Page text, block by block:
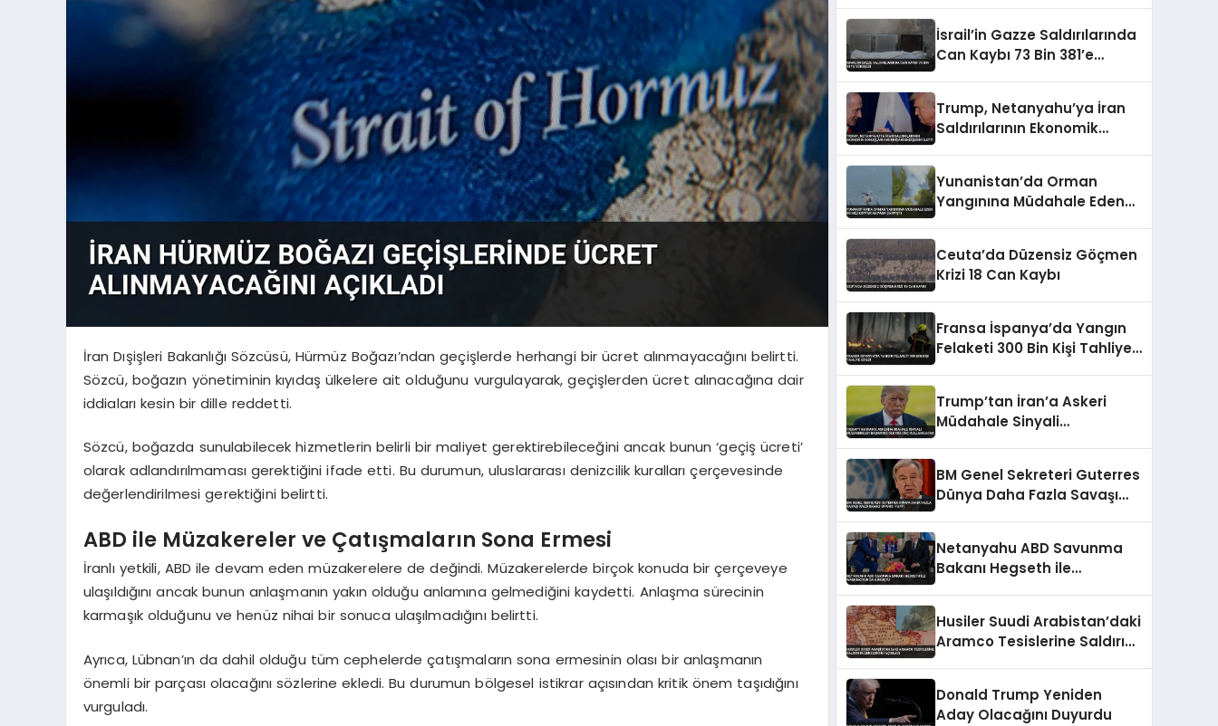
İran Dışişleri Bakanlığı Sözcüsü, Hürmüz Boğazı’ndan geçişlerde herhangi bir ücret alınmayacağını belirtti.
Sözcü, boğazın yönetiminin kıyıdaş ülkelere ait olduğunu vurgulayarak, geçişlerden ücret alınacağına dair
iddiaları kesin bir dille reddetti.
Sözcü, boğazda sunulabilecek hizmetlerin belirli bir maliyet gerektirebileceğini ancak bunun ‘geçiş ücreti’
olarak adlandırılmaması gerektiğini ifade etti. Bu durumun, uluslararası denizcilik kuralları çerçevesinde
değerlendirilmesi gerektiğini belirtti.
ABD ile Müzakereler ve Çatışmaların Sona Ermesi
İranlı yetkili, ABD ile devam eden müzakerelere de değindi. Müzakerelerde birçok konuda bir çerçeveye
ulaşıldığını ancak bunun anlaşmanın yakın olduğu anlamına gelmediğini kaydetti. Anlaşma sürecinin
karmaşık olduğunu ve henüz nihai bir sonuca ulaşılmadığını belirtti.
Ayrıca, Lübnan’ın da dahil olduğu tüm cephelerde çatışmaların sona ermesinin olası bir anlaşmanın
önemli bir parçası olacağını sözlerine ekledi. Bu durumun bölgesel istikrar açısından kritik önem taşıdığını
vurguladı.
İsrail’in Gazze Saldırılarında
Can Kaybı 73 Bin 381’e
Trump, Netanyahu’ya İran
Saldırılarının Ekonomik
Yunanistan’da Orman
Yangınına Müdahale Eden
Ceuta’da Düzensiz Göçmen
Krizi 18 Can Kaybı
Fransa İspanya’da Yangın
Felaketi 300 Bin Kişi Tahliye
Trump’tan İran’a Askeri
Müdahale Sinyali
BM Genel Sekreteri Guterres
Dünya Daha Fazla Savaşı
Netanyahu ABD Savunma
Bakanı Hegseth ile
Husiler Suudi Arabistan’daki
Aramco Tesislerine Saldırı
Donald Trump Yeniden
Aday Olacağını Duyurdu